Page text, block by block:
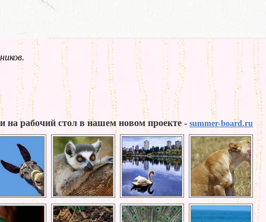
на рабочий стол в нашем новом проекте - summer-board.ru